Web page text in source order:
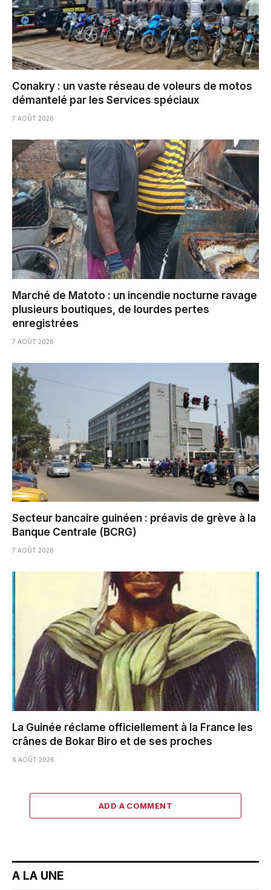
Conakry : un vaste réseau de voleurs de motos
démantelé par les Services spéciaux
7 AOÛT 2026
Marché de Matoto : un incendie nocturne ravage
plusieurs boutiques, de lourdes pertes
enregistrées
7 AOÛT 2026
Secteur bancaire guinéen : préavis de grève à la
Banque Centrale (BCRG)
7 AOÛT 2026
La Guinée réclame officiellement à la France les
crânes de Bokar Biro et de ses proches
6 AOÛT 2026
ADD A COMMENT
A LA UNE